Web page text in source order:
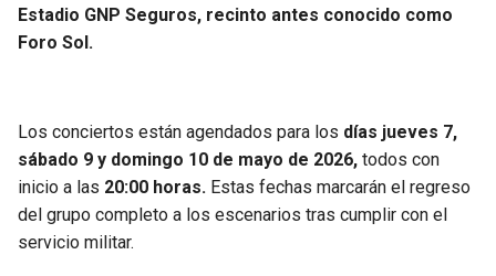
Estadio GNP Seguros, recinto antes conocido como
Foro Sol.
Los conciertos están agendados para los días jueves 7,
sábado 9 y domingo 10 de mayo de 2026, todos con
inicio a las 20:00 horas. Estas fechas marcarán el regreso
del grupo completo a los escenarios tras cumplir con el
servicio militar.